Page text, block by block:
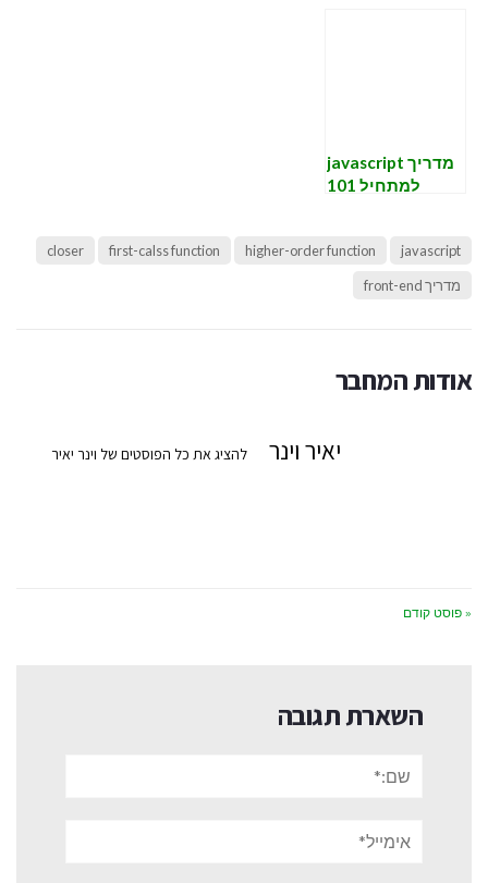
מדריך javascript
למתחיל 101
closer first-calss function higher-order function
javascript
מדריך front-end
אודות המחבר
יאיר וינר להציג את כל הפוסטים של וינר יאיר
« פוסט קודם
השארת תגובה